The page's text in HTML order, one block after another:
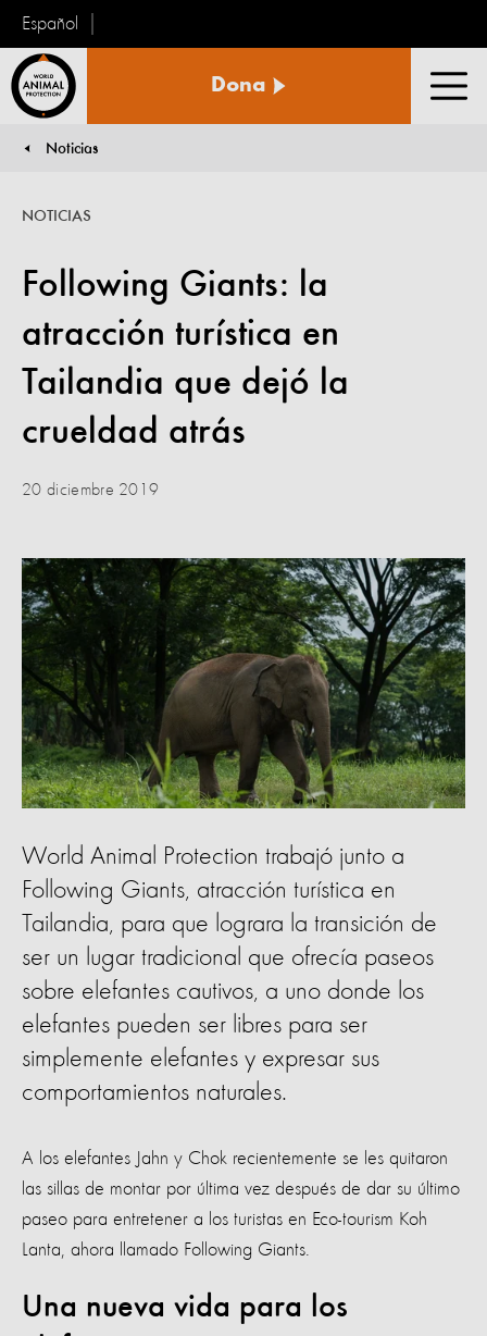
Español
Animal
Dona
Noticias
Following Giants: la
atracción turística en
Tailandia que dejó la
crueldad atrás
NOTICIAS
20 diciembre 2019
World Animal Protection trabajó junto a
Following Giants, atracción turística en
Tailandia, para que lograra la transición de
ser un lugar tradicional que ofrecía paseos
sobre elefantes cautivos, a uno donde los
elefantes pueden ser libres para ser
simplemente elefantes y expresar sus
comportamientos naturales.
A los elefantes Jahn y Chok recientemente se les quitaron
las sillas de montar por última vez después de dar su último
paseo para entretener a los turistas en Eco-tourism Koh
Lanta, ahora llamado Following Giants.
Una nueva vida para los